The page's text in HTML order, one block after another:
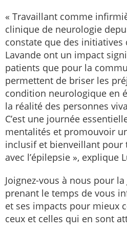
« Travaillant comme
clinique de neurologie
constate que des
Lavande ont un impact
patients que pour la
permettent de briser les
condition neurologique en
la réalité des personnes
C’est une journée
mentalités et promouvoir
inclusif et bienveillant pour
avec l’épilepsie », explique
Joignez-vous à nous pour
prenant le temps de vous
et ses impacts pour mieux
ceux et celles qui en sont